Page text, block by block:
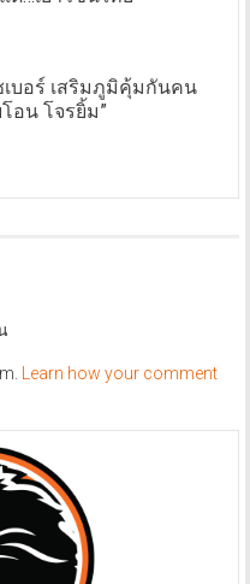
บอร์ เสริมภูมิคุ้มกันคน
อน โจรยิ้ม”
Learn how your comment